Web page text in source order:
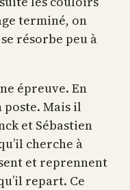
terminé, on
résorbe peu à
épreuve. En
poste. Mais il
et Sébastien
cherche à
et reprennent
repart. Ce